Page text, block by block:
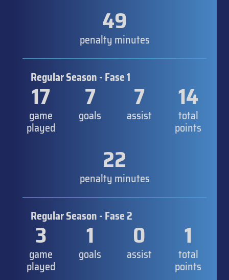
49
penalty minutes
Regular Season - Fase 1
17
game
played
7
goals
7
assist
14
total
points
22
penalty minutes
Regular Season - Fase 2
3
game
played
1
goals
0
assist
1
total
points